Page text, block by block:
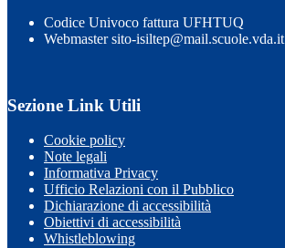
Codice Univoco fattura UFHTUQ
Webmaster sito-isiltep@mail.scuole.vda.it
Sezione Link Utili
Cookie policy
Note legali
Informativa Privacy
Ufficio Relazioni con il Pubblico
Dichiarazione di accessibilità
Obiettivi di accessibilità
Whistleblowing